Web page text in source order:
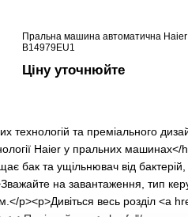
та преміального
Haier у пральних
бак та ущільнювач від
на завантаження, тип
p><p>Дивіться весь розділ
Пральна машина автоматична
B14979EU1
Ціну уточнюйте